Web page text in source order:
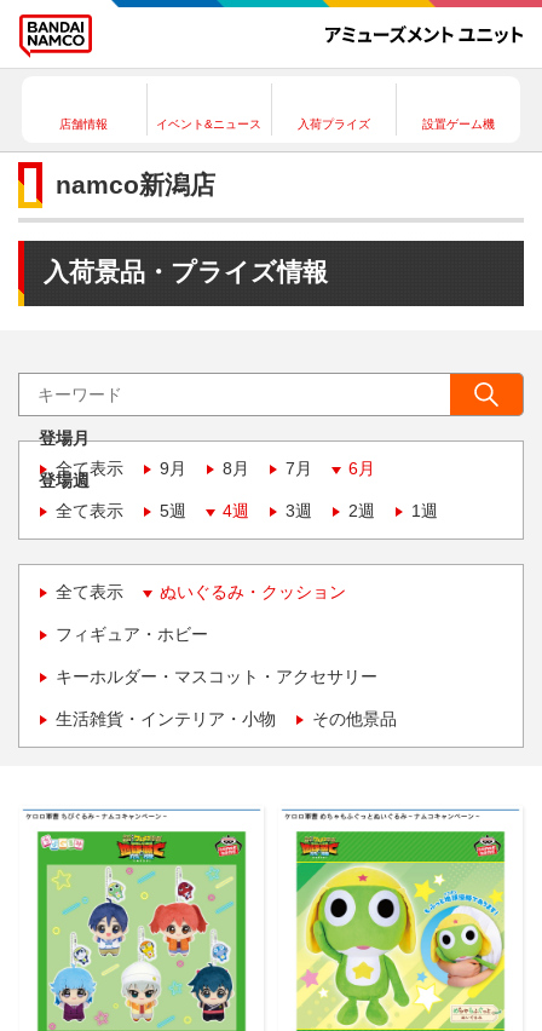
店舗情報 イベント&ニュース 入荷プライズ 設置ゲーム機
namco新潟店
入荷景品・プライズ情報
登場月
全て表示
9月 8月 7月 6月
登場週
全て表示
5週 4週 3週 2週 1週
全て表示 ぬいぐるみ・クッション
フィギュア・ホビー
キーホルダー・マスコット・アクセサリー
生活雑貨・インテリア・小物 その他景品